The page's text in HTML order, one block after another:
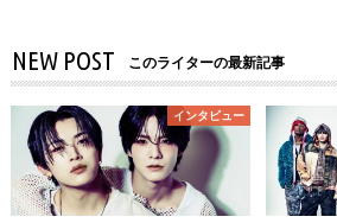
NEW POST このライターの最新記事
インタビュー